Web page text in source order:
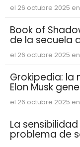
el 26 octubre 2025 en
Book of
de la secuela
el 26 octubre 2025 en
Grokipedia: la
Elon Musk
el 26 octubre 2025 en
La
problema de